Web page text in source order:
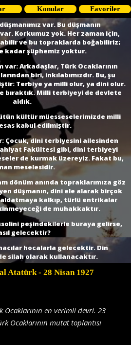
Konular Favoriler
var. Bu düşmanın
Korkumuz yok. Her zaman için,
ve bu topraklarda boğabiliriz;
kadar şüphemiz yoktur.
var: Arkadaşlar, Türk Ocaklarının
biri, inkılabımızdır. Bu, şu
Terbiye ya milli olur, ya dini olur.
bıraktık. Milli terbiyeyi de devlete
aldık.
kültür müesseselerimizde milli
kabul edilmiştir.
Çocuk, dini terbiyesini ailesinden
Fakültesi gibi, dini terbiyeyi
de kurmak üzereyiz. Fakat bu,
meselesidir.
dönüm anında topraklarımıza göz
düşmanın, dini ele alarak birçok
kalkıp, türlü entrikalar
de muhakkaktır.
peşindekilerle buraya gelirse,
gelecektir?
hocalarla gelecektir. Din
silah olarak kullanacaktır.
Atatürk- 28 Nisan 1927
Ocaklarının en verimli devri. 23
Ocaklarının mutat toplantısı